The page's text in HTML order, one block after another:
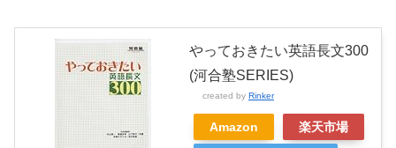
やっておきたい英語長文300
(河合塾SERIES)
created by Rinker
Amazon 楽天市場